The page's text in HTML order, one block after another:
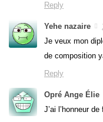
Reply
Yehe nazaire
Je veux mon
de composition
Reply
Opré Ange Élie
J’ai l’honneur